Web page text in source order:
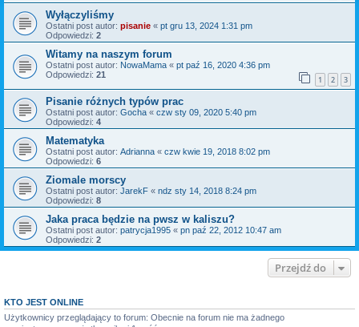
Wyłączyliśmy
Ostatni post autor: pisanie « pt gru 13, 2024 1:31 pm
Odpowiedzi: 2
Witamy na naszym forum
Ostatni post autor: NowaMama « pt paź 16, 2020 4:36 pm
Odpowiedzi: 21 1 2 3
Pisanie różnych typów prac
Ostatni post autor: Gocha « czw sty 09, 2020 5:40 pm
Odpowiedzi: 4
Matematyka
Ostatni post autor: Adrianna « czw kwie 19, 2018 8:02 pm
Odpowiedzi: 6
Ziomale morscy
Ostatni post autor: JarekF « ndz sty 14, 2018 8:24 pm
Odpowiedzi: 8
Jaka praca będzie na pwsz w kaliszu?
Ostatni post autor: patrycja1995 « pn paź 22, 2012 10:47 am
Odpowiedzi: 2
Przejdź do
KTO JEST ONLINE
Użytkownicy przeglądający to forum: Obecnie na forum nie ma żadnego